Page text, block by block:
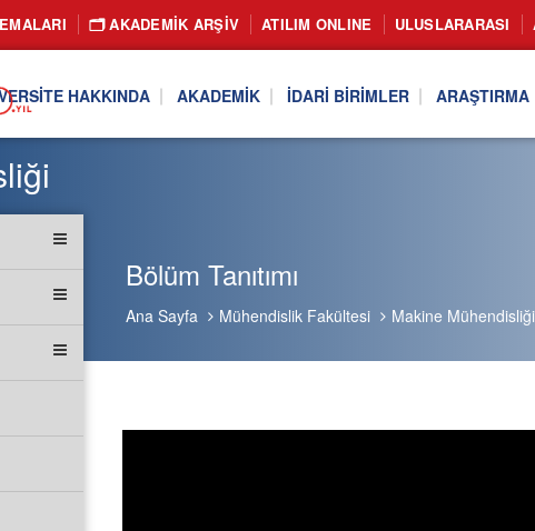
🗂️ AKADEMIK ARŞIV ATILIM ONLINE ULUSLARARASI
HAKKINDA AKADEMIK İDARI BIRIMLER ARAŞTIRMA
Bölüm Tanıtımı
Ana Sayfa Mühendislik Fakültesi Makine Mühendisliği